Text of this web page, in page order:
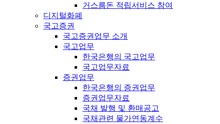
거스름돈 적립서비스 참여
디지털화폐
국고증권
국고증권업무 소개
국고업무
한국은행의 국고업무
국고업무자료
증권업무
한국은행의 증권업무
증권업무자료
국채 발행 및 환매공고
국채관련 물가연동계수